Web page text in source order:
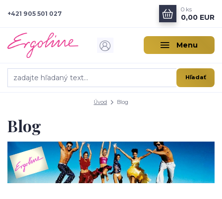
Menu
Hľadať
+421 905 501 027
0 ks
0,00 EUR
Úvod Blog
Blog